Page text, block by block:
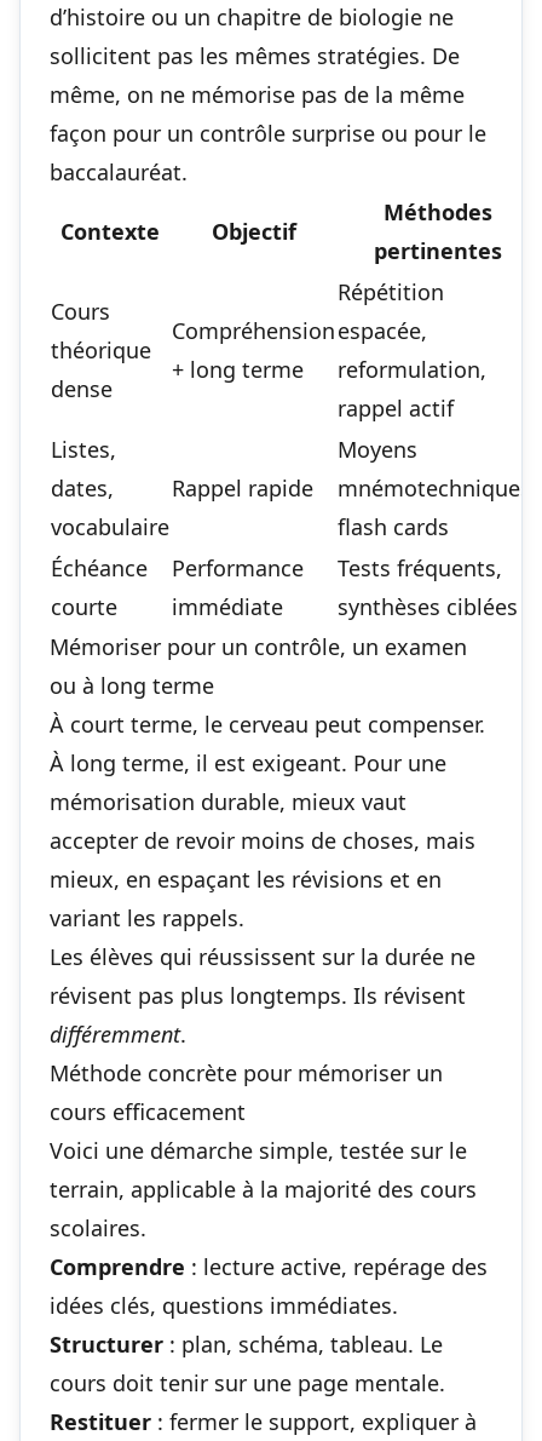
d’histoire ou un chapitre de biologie ne
sollicitent pas les mêmes stratégies. De
même, on ne mémorise pas de la même
façon pour un contrôle surprise ou pour le
baccalauréat.
Contexte Objectif
Méthodes
pertinentes
Cours
théorique
dense
Compréhension
+ long terme
Répétition
espacée,
reformulation,
rappel actif
Listes,
dates,
vocabulaire
Rappel rapide
Moyens
mnémotechniques,
flash cards
Échéance
courte
Performance
immédiate
Tests fréquents,
synthèses ciblées
Mémoriser pour un contrôle, un examen
ou à long terme
À court terme, le cerveau peut compenser.
À long terme, il est exigeant. Pour une
mémorisation durable, mieux vaut
accepter de revoir moins de choses, mais
mieux, en espaçant les révisions et en
variant les rappels.
Les élèves qui réussissent sur la durée ne
révisent pas plus longtemps. Ils révisent
différemment.
Méthode concrète pour mémoriser un
cours efficacement
Voici une démarche simple, testée sur le
terrain, applicable à la majorité des cours
scolaires.
Comprendre : lecture active, repérage des
idées clés, questions immédiates.
Structurer : plan, schéma, tableau. Le
cours doit tenir sur une page mentale.
Restituer : fermer le support, expliquer à